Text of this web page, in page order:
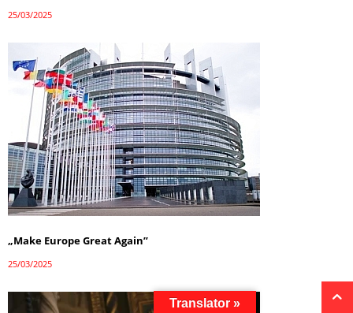
25/03/2025
„Make Europe Great Again”
25/03/2025
Translator »